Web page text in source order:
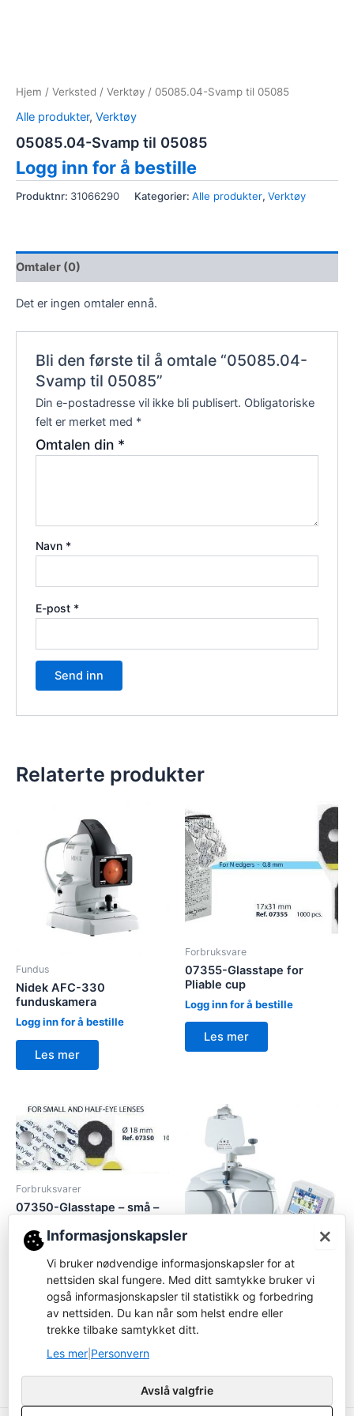
Hjem / Verksted / Verktøy / 05085.04-Svamp til 05085
Alle produkter, Verktøy
05085.04-Svamp til 05085
Logg inn for å bestille
Produktnr: 31066290 Kategorier: Alle produkter, Verktøy
Omtaler (0)
Det er ingen omtaler ennå.
Bli den første til å omtale “05085.04-
Svamp til 05085”
Din e-postadresse vil ikke bli publisert. Obligatoriske
felt er merket med *
Omtalen din *
Navn *
E-post *
Relaterte produkter
Fundus
Nidek AFC-330
funduskamera
Logg inn for å bestille
Les mer
Forbruksvare
07355-Glasstape for
Pliable cup
Logg inn for å bestille
Les mer
Forbruksvarer
07350-Glasstape – små –
Logg inn for å bestille
Les mer Foropter
Nidek RT-3100 foropter
Logg inn for å bestille
×
Informasjonskapsler
Vi bruker nødvendige informasjonskapsler for at
nettsiden skal fungere. Med ditt samtykke bruker vi
også informasjonskapsler til statistikk og forbedring
av nettsiden. Du kan når som helst endre eller
trekke tilbake samtykket ditt.
Les mer Personvern
Avslå valgfrie